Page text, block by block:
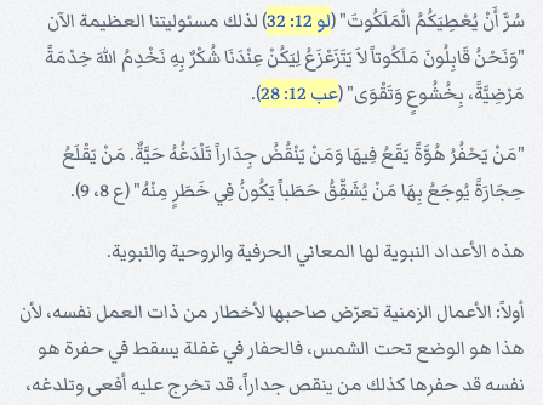
سُرَّ أَنْ يُعْطِيَكُمُ الْمَلَكُوتَ" (لو 12: 32
) لذلك مسئوليتنا العظيمة الآن
"وَنَحْنُ قَابِلُونَ مَلَكُوتاً لاَ يَتَزَعْزَعُ لِيَكُنْ عِنْدَنَا شُكْرٌ بِهِ نَخْدِمُ اللهَ خِدْمَةً
مَرْضِيَّةً، بِخُشُوعٍ وَتَقْوَى" (عب 12: 28 ).
"مَنْ يَحْفُرُ هُوَّةً يَقَعُ فِيهَا وَمَنْ يَنْقُضُ جِدَاراً تَلْدَغُهُ حَيَّةٌ. مَنْ يَقْلَعُ
حِجَارَةً يُوجَعُ بِهَا مَنْ يُشَقِّقُ حَطَباً يَكُونُ فِي خَطَرٍ مِنْهُ" (ع 8، 9).
هذه الأعداد النبوية لها المعاني الحرفية والروحية والنبوية.
أولاً: الأعمال الزمنية تعرّض صاحبها لأخطار من ذات العمل نفسه، لأن
هذا هو الوضع تحت الشمس، فالحفار في غفلة يسقط في حفرة هو
نفسه قد حفرها كذلك من ينقص جداراً، قد تخرج عليه أفعى وتلدغه،